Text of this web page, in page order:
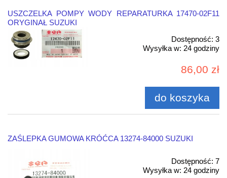
USZCZELKA POMPY WODY REPARATURKA 17470-02F11
ORYGINAŁ SUZUKI
Dostępność: 3
Wysyłka w: 24 godziny
86,00 zł
do koszyka
ZAŚLEPKA GUMOWA KRÓĆCA 13274-84000 SUZUKI
Dostępność: 7
Wysyłka w: 24 godziny